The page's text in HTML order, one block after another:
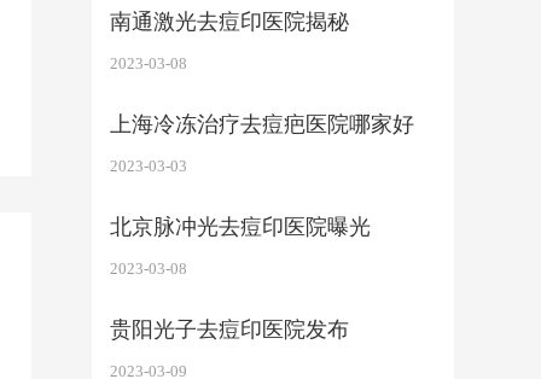
南通激光去痘印医院揭秘
2023-03-08
上海冷冻治疗去痘疤医院哪家好
2023-03-03
北京脉冲光去痘印医院曝光
2023-03-08
贵阳光子去痘印医院发布
2023-03-09